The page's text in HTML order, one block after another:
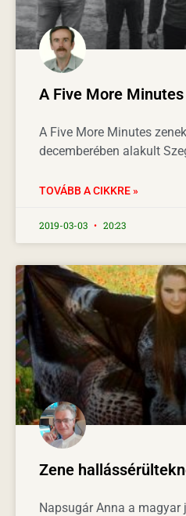
A Five More
A Five More Minutes
decemberében alakult
TOVÁBB A CIKKRE »
2019-03-03 20:23
Zene
Napsugár Anna a magyar